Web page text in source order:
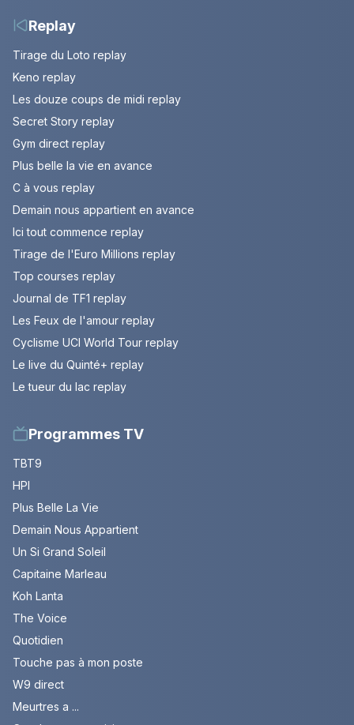
Replay
Tirage du Loto replay
Keno replay
Les douze coups de midi replay
Secret Story replay
Gym direct replay
Plus belle la vie en avance
C à vous replay
Demain nous appartient en avance
Ici tout commence replay
Tirage de l'Euro Millions replay
Top courses replay
Journal de TF1 replay
Les Feux de l'amour replay
Cyclisme UCI World Tour replay
Le live du Quinté+ replay
Le tueur du lac replay
Programmes TV
TBT9
HPI
Plus Belle La Vie
Demain Nous Appartient
Un Si Grand Soleil
Capitaine Marleau
Koh Lanta
The Voice
Quotidien
Touche pas à mon poste
W9 direct
Meurtres a ...